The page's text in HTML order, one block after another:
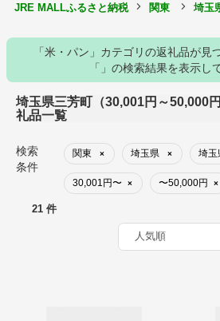
JRE MALLふるさと納税 関東 埼玉
「米・パン」カテゴリの返礼品が見
「」の検索結果を表示し
埼玉県三芳町（30,001円～50,000
礼品一覧
検索
条件
関東 × 埼玉県 × 埼玉
30,001円〜 × 〜50,000円 ×
21 件